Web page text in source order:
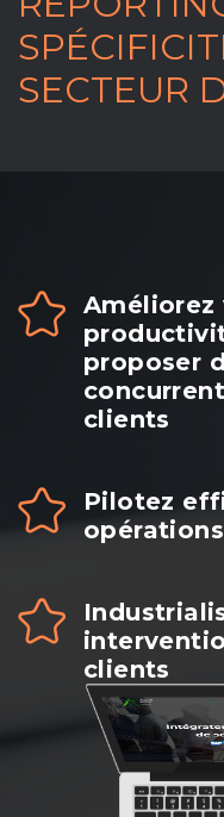
SECTEUR
Améliorez
proposer
clients
Pilotez
opérations
clients